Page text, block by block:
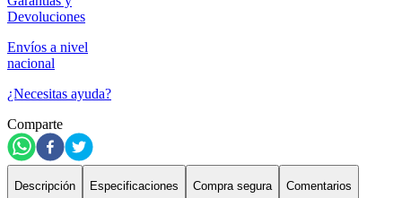
Devoluciones
Envíos a nivel
nacional
¿Necesitas ayuda?
Comparte
Descripción Especificaciones Compra segura Comentarios